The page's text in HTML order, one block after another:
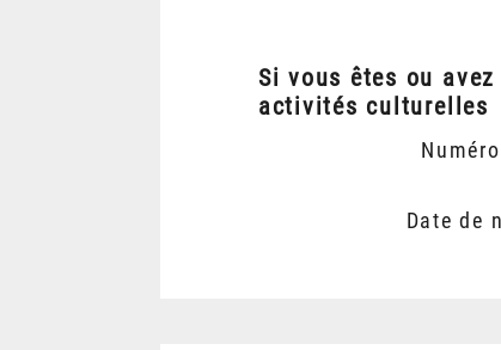
Si vous êtes ou
activités culturelles
Date de